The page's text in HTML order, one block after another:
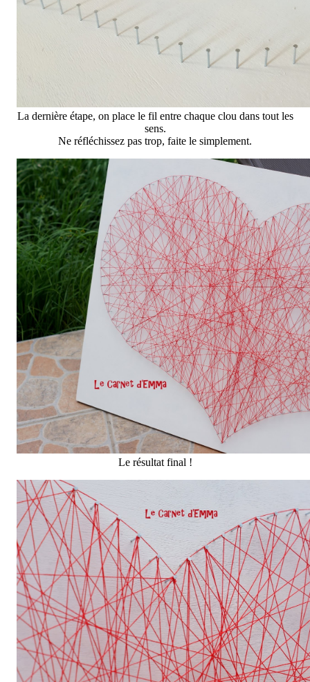
La dernière étape, on place le fil entre chaque clou dans tout les
sens.
Ne réfléchissez pas trop, faite le simplement.
Le résultat final !